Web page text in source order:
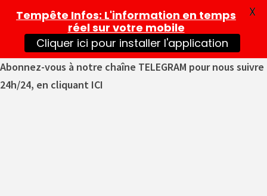
Abonnez-vous à notre chaîne TELEGRAM pour nous suivre
24h/24, en cliquant ICI
Tempête Infos: L'information en temps
réel sur votre mobile
Cliquer ici pour installer l'application
X